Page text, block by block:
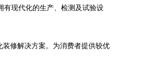
有现代化的生产、检测及试验设
修解决方案。为消费者提供较优